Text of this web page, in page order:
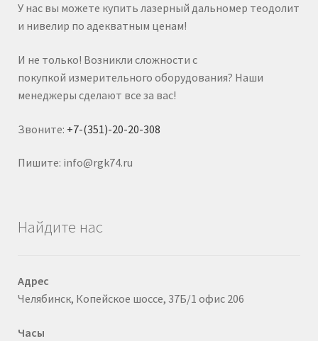
У нас вы можете купить лазерный дальномер теодолит
и нивелир по адекватным ценам!
И не только! Возникли сложности с
покупкой измерительного оборудования? Наши
менеджеры сделают все за вас!
Звоните: +7-(351)-20-20-308
Пишите: info@rgk74.ru
Найдите нас
Адрес
Челябинск, Копейское шоссе, 37Б/1 офис 206
Часы